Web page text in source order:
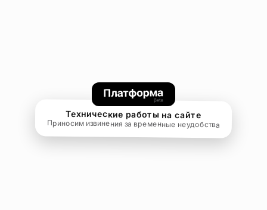
Технические работы на сайте
Приносим извинения за временные неудобства